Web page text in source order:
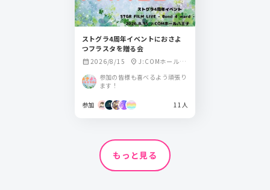
ストグラ4周年イベントにおさよ
つフラスタを贈る会
calendar_month 2026/8/15 location_on J:COMホール八
参加の皆様も喜べるよう頑張り
ます！
参加 11人
もっと見る